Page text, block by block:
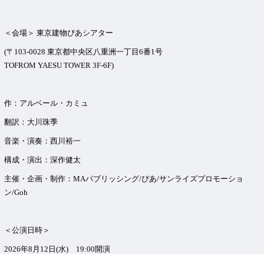
＜会場＞ 東京建物ぴあシアター
(〒103-0028 東京都中央区八重洲一丁目6番1号
TOFROM YAESU TOWER 3F-6F)
作：アルベール・カミュ
翻訳：大川珠季
音楽・演奏：西川裕一
構成・演出：深作健太
主催・企画・制作：MAパブリッシング/ぴあ/サンライズプロモーショ
ン/Goh
＜公演日時＞
2026年8月12日(水) 19:00開演